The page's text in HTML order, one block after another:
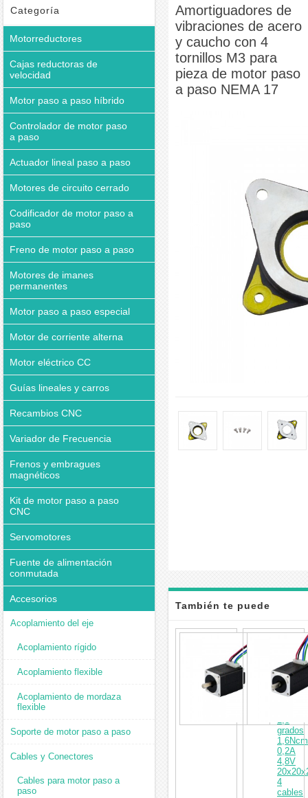
paso a paso NEMA 17
Categoría
Motorreductores
Cajas reductoras de
velocidad
Motor paso a paso híbrido
Controlador de motor paso
a paso
Actuador lineal paso a paso
Motores de circuito cerrado
Codificador de motor paso a
paso
Freno de motor paso a paso
Motores de imanes
permanentes
Motor paso a paso especial
Motor de corriente alterna
Motor eléctrico CC
Guías lineales y carros
Recambios CNC
Variador de Frecuencia
Frenos y embragues
magnéticos
Kit de motor paso a paso
CNC
Servomotores
Fuente de alimentación
conmutada
Accesorios
Acoplamiento del eje
Acoplamiento rígido
Acoplamiento flexible
Acoplamiento de mordaza
flexible
Soporte de motor paso a paso
Cables y Conectores
Cables para motor paso a
paso
Amortiguadores de
vibraciones de acero
y caucho con 4
tornillos M3 para
pieza de motor paso
a paso NEMA 17
También te puede
interesar
motor
paso
a
paso
Nema
1,8
grados
1,6Ncm
0,2A
4,8V
4
cables